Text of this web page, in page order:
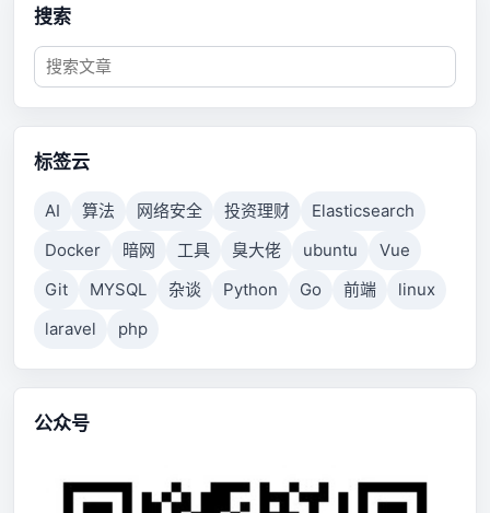
搜索
标签云
AI 算法 网络安全 投资理财
Elasticsearch
Docker
暗网 工具 臭大佬 ubuntu
Vue
Git
MYSQL 杂谈 Python Go 前端
linux
laravel
php
公众号